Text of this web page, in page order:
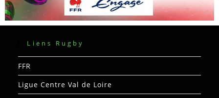
Liens Rugby
FFR
Ligue Centre Val de Loire